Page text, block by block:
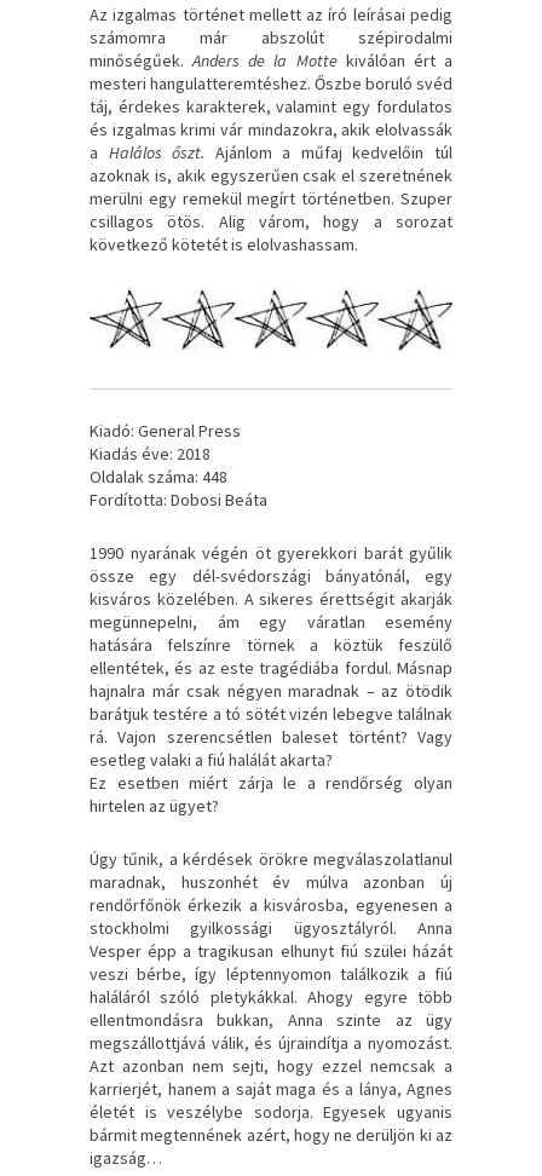
Az izgalmas történet mellett az író leírásai pedig
számomra már abszolút szépirodalmi
minőségűek.Anders de la Mottekiválóan ért a
mesteri hangulatteremtéshez. Őszbe boruló svéd
táj, érdekes karakterek, valamint egy fordulatos
és izgalmas krimi vár mindazokra, akik elolvassák
a Halálos őszt. Ajánlom a műfaj kedvelőin túl
azoknak is, akik egyszerűen csak el szeretnének
merülni egy remekül megírt történetben. Szuper
csillagos ötös. Alig várom, hogy a sorozat
következő kötetét is elolvashassam.
Kiadó: General Press
Kiadás éve: 2018
Oldalak száma: 448
Fordította: Dobosi Beáta
1990 ​nyarának végén öt gyerekkori barát gyűlik
össze egy dél-svédországi bányatónál, egy
kisváros közelében. A sikeres érettségit akarják
megünnepelni, ám egy váratlan esemény
hatására felszínre törnek a köztük feszülő
ellentétek, és az este tragédiába fordul. Másnap
hajnalra már csak négyen maradnak – az ötödik
barátjuk testére a tó sötét vizén lebegve találnak
rá. Vajon szerencsétlen baleset történt? Vagy
esetleg valaki a fiú halálát akarta?
Ez esetben miért zárja le a rendőrség olyan
hirtelen az ügyet?
Úgy tűnik, a kérdések örökre megválaszolatlanul
maradnak, huszonhét év múlva azonban új
rendőrfőnök érkezik a kisvárosba, egyenesen a
stockholmi gyilkossági ügyosztályról. Anna
Vesper épp a tragikusan elhunyt fiú szülei házát
veszi bérbe, így léptennyomon találkozik a fiú
haláláról szóló pletykákkal. Ahogy egyre több
ellentmondásra bukkan, Anna szinte az ügy
megszállottjává válik, és újraindítja a nyomozást.
Azt azonban nem sejti, hogy ezzel nemcsak a
karrierjét, hanem a saját maga és a lánya, Agnes
életét is veszélybe sodorja. Egyesek ugyanis
bármit megtennének azért, hogy ne derüljön ki az
igazság…